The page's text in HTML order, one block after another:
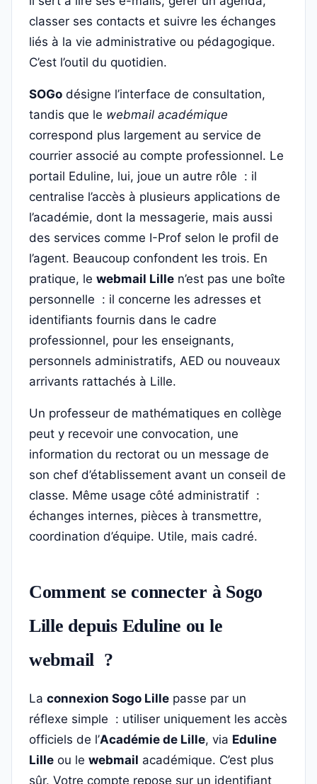
classer ses contacts et suivre les échanges
liés à la vie administrative ou pédagogique.
C’est l’outil du quotidien.
SOGo désigne l’interface de consultation,
tandis que le webmail académique
correspond plus largement au service de
courrier associé au compte professionnel. Le
portail Eduline, lui, joue un autre rôle : il
centralise l’accès à plusieurs applications de
l’académie, dont la messagerie, mais aussi
des services comme I-Prof selon le profil de
l’agent. Beaucoup confondent les trois. En
pratique, le webmail Lille n’est pas une boîte
personnelle : il concerne les adresses et
identifiants fournis dans le cadre
professionnel, pour les enseignants,
personnels administratifs, AED ou nouveaux
arrivants rattachés à Lille.
Un professeur de mathématiques en collège
peut y recevoir une convocation, une
information du rectorat ou un message de
son chef d’établissement avant un conseil de
classe. Même usage côté administratif :
échanges internes, pièces à transmettre,
coordination d’équipe. Utile, mais cadré.
Comment se connecter à Sogo
Lille depuis Eduline ou le
webmail ?
La connexion Sogo Lille passe par un
réflexe simple : utiliser uniquement les accès
officiels de l’Académie de Lille, via Eduline
Lille ou le webmail académique. C’est plus
sûr. Votre compte repose sur un identifiant